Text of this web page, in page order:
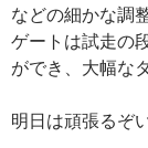
などの細かな調
ゲートは試走の
ができ、大幅な
明日は頑張るぞ